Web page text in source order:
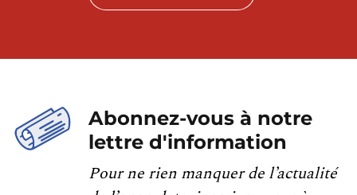
Abonnez-vous à notre
lettre d'information
Pour ne rien manquer de l’actualité